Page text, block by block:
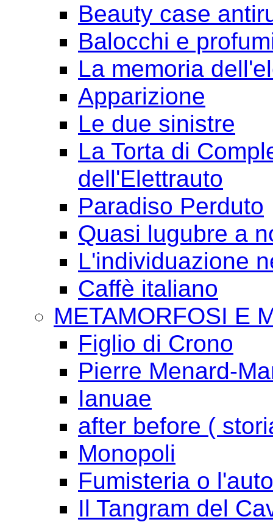
Beauty case
Balocchi e
La memoria
Apparizione
Le due sinistre
La Torta di
dell'Elettrauto
Paradiso Perduto
Quasi lugubre a
L'individuazione
Caffè italiano
METAMORFOSI E
Figlio di Crono
Pierre Menard-
Ianuae
after before (
Monopoli
Fumisteria o
Il Tangram del